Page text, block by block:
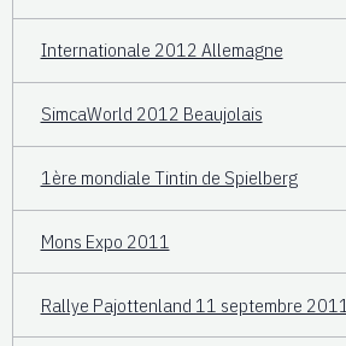
Internationale 2012 Allemagne
SimcaWorld 2012 Beaujolais
1ère mondiale Tintin de Spielberg
Mons Expo 2011
Rallye Pajottenland 11 septembre 2011